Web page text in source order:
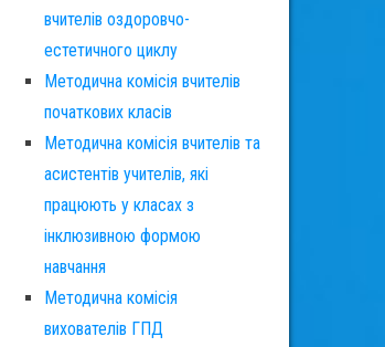
вчителів оздоровчо-
естетичного циклу
Методична комісія вчителів
початкових класів
Методична комісія вчителів та
асистентів учителів, які
працюють у класах з
інклюзивною формою
навчання
Методична комісія
вихователів ГПД